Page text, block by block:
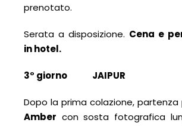
prenotato.
Serata a disposizione. Cena e
in hotel.
3° giorno JAIPUR
Dopo la prima colazione, partenza
Amber con sosta fotografica